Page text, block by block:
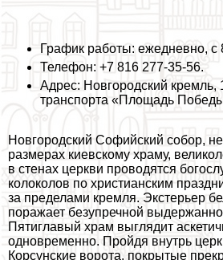
График работы: ежедневно, с
Телефон: +7 816 277-35-56.
Адрес: Новгородский кремль,
трaнcпорта «Площадь
Новгородский Софийский собор,
размерах киевскому храму,
в стенах церкви проводятся
колоколов по христианским
за пределами кремля. Экстерьер
поражает безупречной
Пятиглавый храм выглядит
одновременно. Пройдя внутрь
Корсунские ворота, покрытые